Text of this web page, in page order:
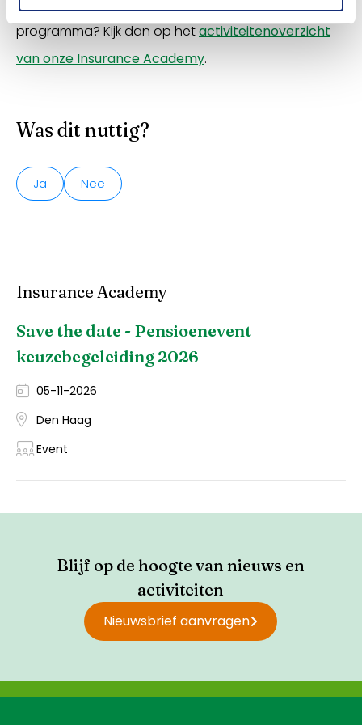
programma? Kijk dan op hetactiviteitenoverzicht
van onze Insurance Academy.
Was dit nuttig?
Ja Nee
Insurance Academy
Save the date - Pensioenevent
keuzebegeleiding 2026
05-11-2026
Den Haag
Event
Blijf op de hoogte van nieuws en
activiteiten
Nieuwsbrief aanvragen